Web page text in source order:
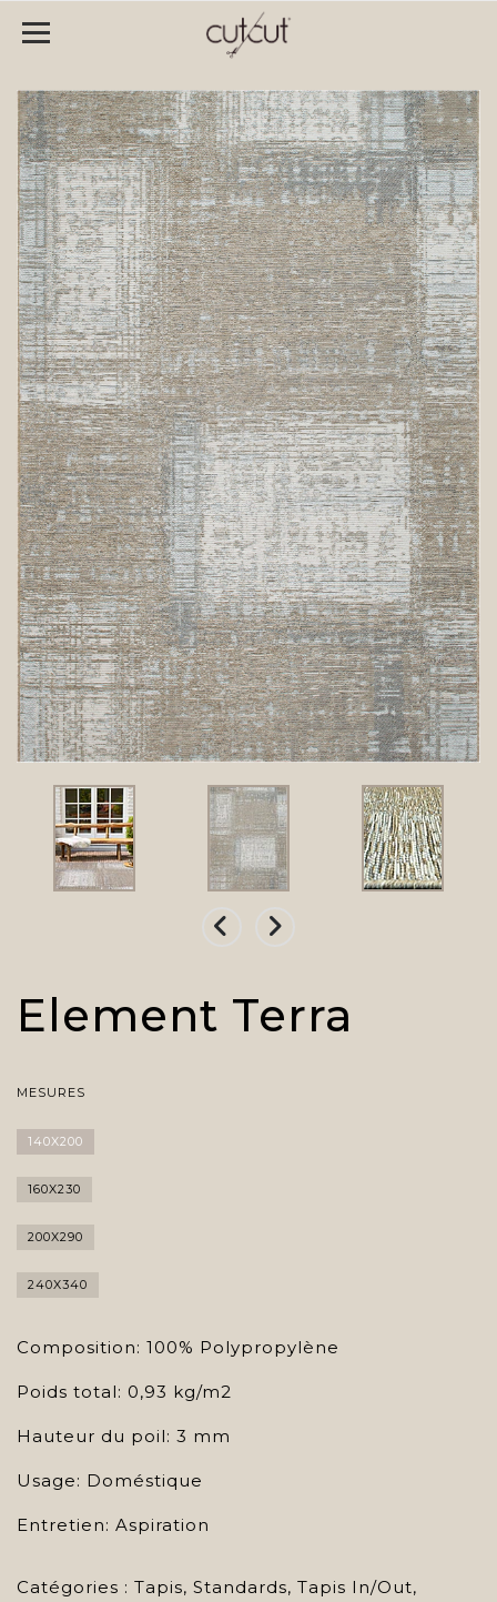
Element Terra
MESURES
140X200
160X230
200X290
240X340
Composition: 100% Polypropylène
Poids total: 0,93 kg/m2
Hauteur du poil: 3 mm
Usage: Doméstique
Entretien: Aspiration
Catégories : Tapis, Standards, Tapis In/Out,